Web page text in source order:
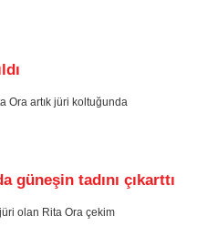
Ora artık jüri koltuğunda
güneşin tadını çıkarttı
jüri olan Rita Ora çekim